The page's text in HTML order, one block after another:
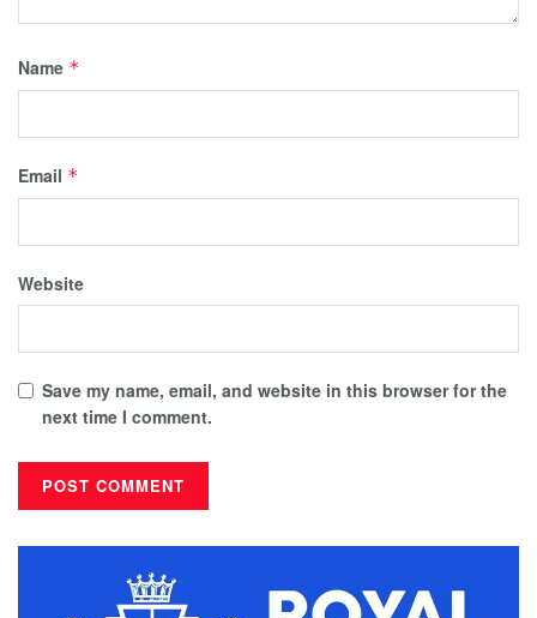
Name *
Email *
Website
Save my name, email, and website in this browser for the
next time I comment.